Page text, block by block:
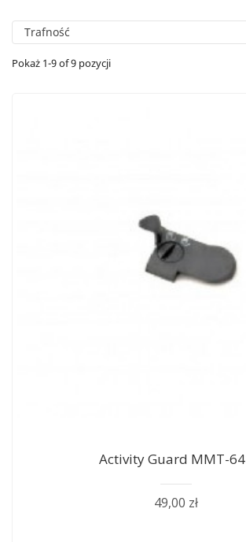
Trafność
Pokaż 1-9 of 9 pozycji
Activity Guard MMT-
49,00 zł